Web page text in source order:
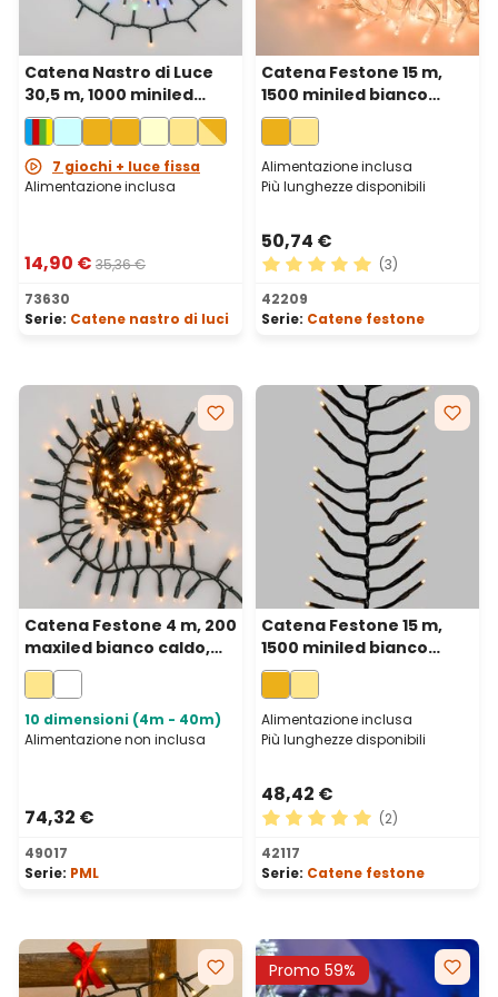
Catena Nastro di Luce
30,5 m, 1000 miniled
multicolor, cavo verde
7 giochi + luce fissa
Alimentazione inclusa
14,90 € 35,36 €
73630
Serie: Catene nastro di luci
Catena Festone 15 m,
1500 miniled bianco
extra caldo, cavo
trasparente
Alimentazione inclusa
Più lunghezze disponibili
50,74 €
Valutazione media di 5 su
(3)
42209
Serie: Catene festone
Catena Festone 4 m, 200
maxiled bianco caldo,
cavo verde
prolungabile, IP67
10 dimensioni (4m - 40m)
Alimentazione non inclusa
74,32 €
49017
Serie: PML
Catena Festone 15 m,
1500 miniled bianco
extra caldo, cavo verde
Alimentazione inclusa
Più lunghezze disponibili
48,42 €
Valutazione media di 5 su
(2)
42117
Serie: Catene festone
Promo 59%